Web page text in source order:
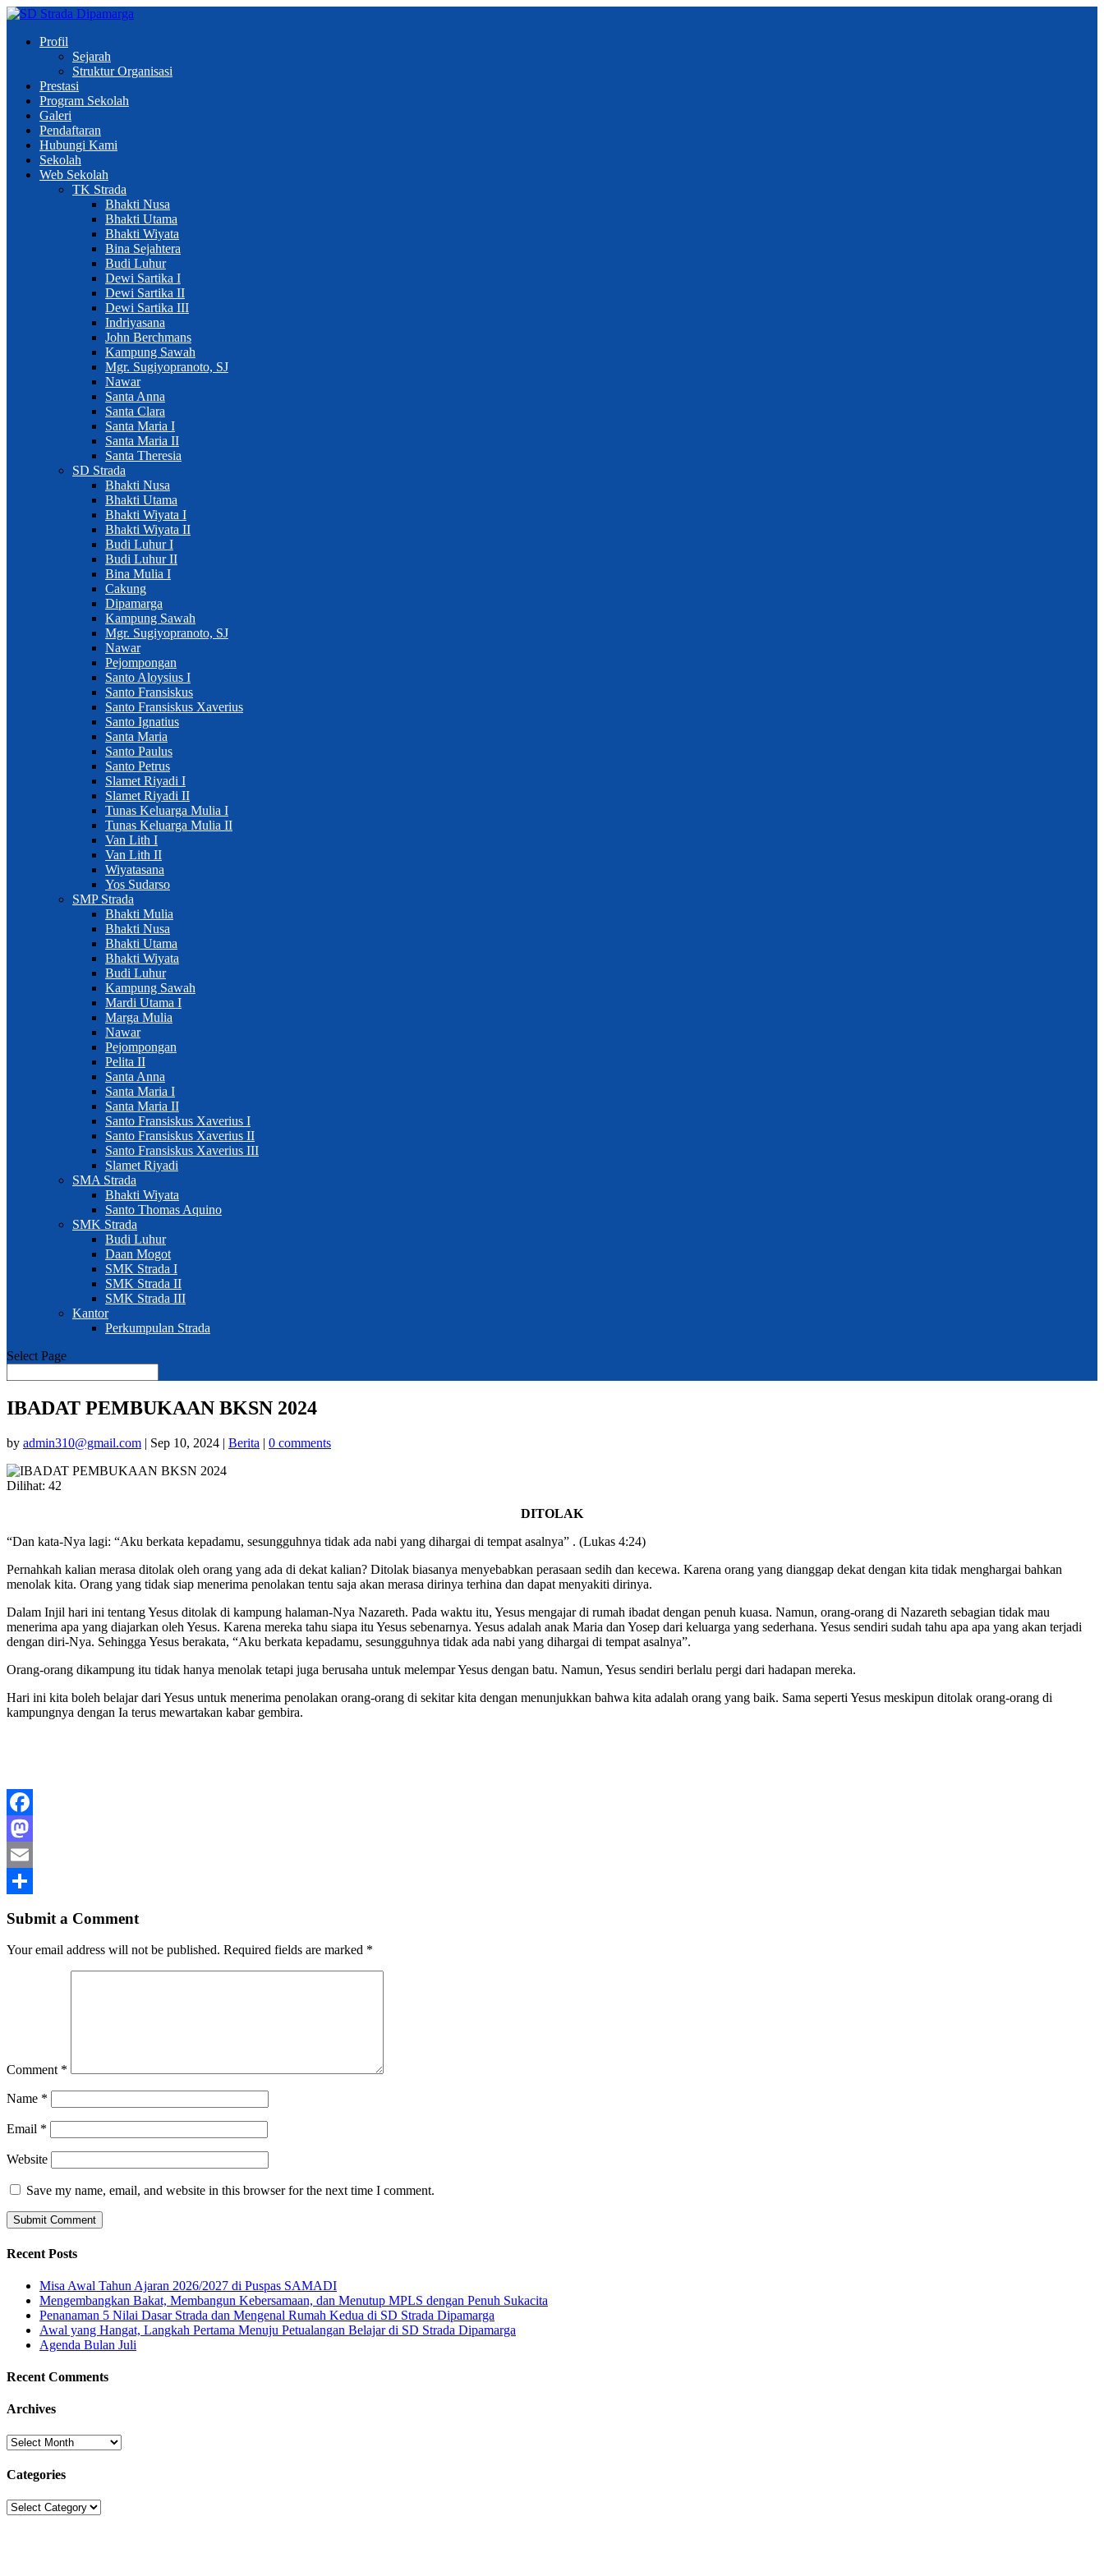
Profil
Sejarah
Struktur Organisasi
Prestasi
Program Sekolah
Galeri
Pendaftaran
Hubungi Kami
Sekolah
Web Sekolah
TK Strada
Bhakti Nusa
Bhakti Utama
Bhakti Wiyata
Bina Sejahtera
Budi Luhur
Dewi Sartika I
Dewi Sartika II
Dewi Sartika III
Indriyasana
John Berchmans
Kampung Sawah
Mgr. Sugiyopranoto, SJ
Nawar
Santa Anna
Santa Clara
Santa Maria I
Santa Maria II
Santa Theresia
SD Strada
Bhakti Nusa
Bhakti Utama
Bhakti Wiyata I
Bhakti Wiyata II
Budi Luhur I
Budi Luhur II
Bina Mulia I
Cakung
Dipamarga
Kampung Sawah
Mgr. Sugiyopranoto, SJ
Nawar
Pejompongan
Santo Aloysius I
Santo Fransiskus
Santo Fransiskus Xaverius
Santo Ignatius
Santa Maria
Santo Paulus
Santo Petrus
Slamet Riyadi I
Slamet Riyadi II
Tunas Keluarga Mulia I
Tunas Keluarga Mulia II
Van Lith I
Van Lith II
Wiyatasana
Yos Sudarso
SMP Strada
Bhakti Mulia
Bhakti Nusa
Bhakti Utama
Bhakti Wiyata
Budi Luhur
Kampung Sawah
Mardi Utama I
Marga Mulia
Nawar
Pejompongan
Pelita II
Santa Anna
Santa Maria I
Santa Maria II
Santo Fransiskus Xaverius I
Santo Fransiskus Xaverius II
Santo Fransiskus Xaverius III
Slamet Riyadi
SMA Strada
Bhakti Wiyata
Santo Thomas Aquino
SMK Strada
Budi Luhur
Daan Mogot
SMK Strada I
SMK Strada II
SMK Strada III
Kantor
Perkumpulan Strada
Select Page
IBADAT PEMBUKAAN BKSN 2024
by admin310@gmail.com | Sep 10, 2024 | Berita | 0 comments
Dilihat: 42
DITOLAK
“Dan kata-Nya lagi: “Aku berkata kepadamu, sesungguhnya tidak ada nabi yang dihargai di tempat asalnya” . (Lukas 4:24)
Pernahkah kalian merasa ditolak oleh orang yang ada di dekat kalian? Ditolak biasanya menyebabkan perasaan sedih dan kecewa. Karena orang yang dianggap dekat dengan kita tidak menghargai bahkan
menolak kita. Orang yang tidak siap menerima penolakan tentu saja akan merasa dirinya terhina dan dapat menyakiti dirinya.
Dalam Injil hari ini tentang Yesus ditolak di kampung halaman-Nya Nazareth. Pada waktu itu, Yesus mengajar di rumah ibadat dengan penuh kuasa. Namun, orang-orang di Nazareth sebagian tidak mau
menerima apa yang diajarkan oleh Yesus. Karena mereka tahu siapa itu Yesus sebenarnya. Yesus adalah anak Maria dan Yosep dari keluarga yang sederhana. Yesus sendiri sudah tahu apa apa yang akan terjadi
dengan diri-Nya. Sehingga Yesus berakata, “Aku berkata kepadamu, sesungguhnya tidak ada nabi yang dihargai di tempat asalnya”.
Orang-orang dikampung itu tidak hanya menolak tetapi juga berusaha untuk melempar Yesus dengan batu. Namun, Yesus sendiri berlalu pergi dari hadapan mereka.
Hari ini kita boleh belajar dari Yesus untuk menerima penolakan orang-orang di sekitar kita dengan menunjukkan bahwa kita adalah orang yang baik. Sama seperti Yesus meskipun ditolak orang-orang di
kampungnya dengan Ia terus mewartakan kabar gembira.
Facebook
Mastodon
Email
Submit a Comment
Your email address will not be published. Required fields are marked *
Comment *
Name *
Email *
Website
Save my name, email, and website in this browser for the next time I comment.
Recent Posts
Misa Awal Tahun Ajaran 2026/2027 di Puspas SAMADI
Mengembangkan Bakat, Membangun Kebersamaan, dan Menutup MPLS dengan Penuh Sukacita
Penanaman 5 Nilai Dasar Strada dan Mengenal Rumah Kedua di SD Strada Dipamarga
Awal yang Hangat, Langkah Pertama Menuju Petualangan Belajar di SD Strada Dipamarga
Agenda Bulan Juli
Recent Comments
Archives
Archives
Categories
Categories